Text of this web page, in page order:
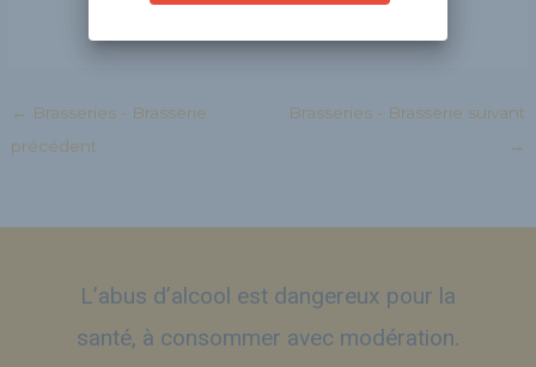
← Brasseries - Brasserie
précédent
Brasseries - Brasserie suivant
→
L’abus d’alcool est dangereux pour la
santé, à consommer avec modération.